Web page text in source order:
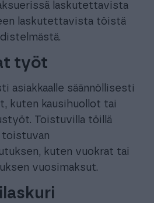
laskutettavista
laskutettavista töistä
työt
asiakkaalle säännöllisesti
kuten kausihuollot tai
Toistuvilla töillä
toistuvan
kuten vuokrat tai
vuosimaksut.